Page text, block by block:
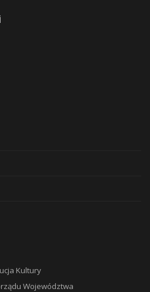
Kultury
Województwa